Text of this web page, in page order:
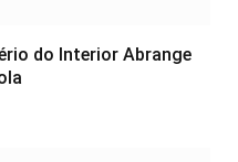
do Interior Abrange